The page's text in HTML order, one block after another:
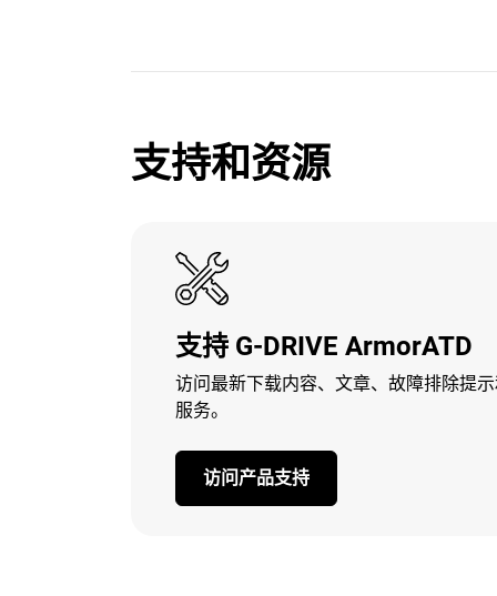
支持和资源
支持 G-DRIVE ArmorATD
访问最新下载内容、文章、故障排除提
服务。
访问产品支持